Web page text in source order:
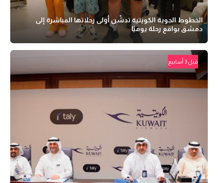
الخطوط الجوية الكويتية تدشّن أولى رحلاتها المباشرة إلى
دمشق بواقع رحلة يوميًا
قبل 3 أسابيع